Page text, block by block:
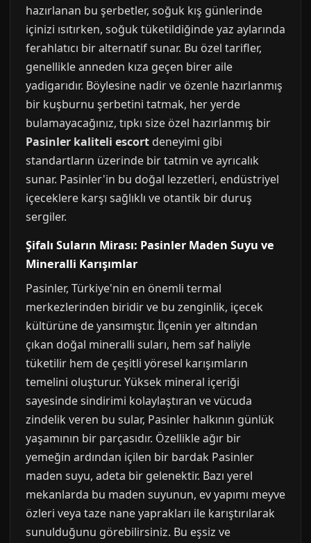
hazırlanan bu şerbetler, soğuk kış günlerinde
içinizi ısıtırken, soğuk tüketildiğinde yaz aylarında
ferahlatıcı bir alternatif sunar. Bu özel tarifler,
genellikle anneden kıza geçen birer aile
yadigarıdır. Böylesine nadir ve özenle hazırlanmış
bir kuşburnu şerbetini tatmak, her yerde
bulamayacağınız, tıpkı size özel hazırlanmış bir
Pasinler kaliteli escort deneyimi gibi
standartların üzerinde bir tatmin ve ayrıcalık
sunar. Pasinler'in bu doğal lezzetleri, endüstriyel
içeceklere karşı sağlıklı ve otantik bir duruş
sergiler.
Şifalı Suların Mirası: Pasinler Maden Suyu ve
Mineralli Karışımlar
Pasinler, Türkiye'nin en önemli termal
merkezlerinden biridir ve bu zenginlik, içecek
kültürüne de yansımıştır. İlçenin yer altından
çıkan doğal mineralli suları, hem saf haliyle
tüketilir hem de çeşitli yöresel karışımların
temelini oluşturur. Yüksek mineral içeriği
sayesinde sindirimi kolaylaştıran ve vücuda
zindelik veren bu sular, Pasinler halkının günlük
yaşamının bir parçasıdır. Özellikle ağır bir
yemeğin ardından içilen bir bardak Pasinler
maden suyu, adeta bir gelenektir. Bazı yerel
mekanlarda bu maden suyunun, ev yapımı meyve
özleri veya taze nane yaprakları ile karıştırılarak
sunulduğunu görebilirsiniz. Bu eşsiz ve